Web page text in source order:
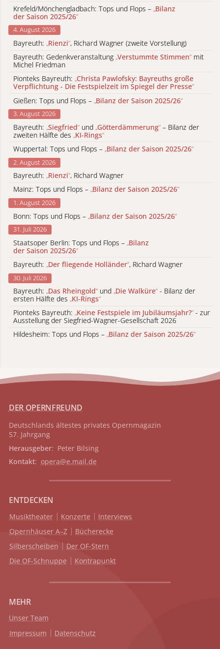
Krefeld/Mönchengladbach: Tops und Flops – „Bilanz
der Saison 2025/26“
4. August 2026
Bayreuth: „Rienzi“, Richard Wagner (zweite Vorstellung)
Bayreuth: Gedenkveranstaltung „Verstummte Stimmen“ mit
Michel Friedman
Pionteks Bayreuth: „Christa Pawlofsky: Bayreuths große
Verpflichtung - Die Festspielzeit im Spiegel der Presse“
Gießen: Tops und Flops – „Bilanz der Saison 2025/26“
3. August 2026
Bayreuth: „Siegfried“ und „Götterdämmerung“ – Bilanz der
zweiten Hälfte des „KI-Rings“
Wuppertal: Tops und Flops – „Bilanz der Saison 2025/26“
2. August 2026
Bayreuth: „Rienzi“, Richard Wagner
Mainz: Tops und Flops – „Bilanz der Saison 2025/26“
1. August 2026
Bonn: Tops und Flops – „Bilanz der Saison 2025/26“
31. Juli 2026
Staatsoper Berlin: Tops und Flops – „Bilanz
der Saison 2025/26“
Bayreuth: „Der fliegende Holländer“, Richard Wagner
30. Juli 2026
Bayreuth: „Das Rheingold“ und „Die Walküre“ - Bilanz der
ersten Hälfte des „KI-Rings“
Pionteks Bayreuth: „Keine Festspiele im Jubiläumsjahr?“ - zur
Ausstellung der Siegfried-Wagner-Gesellschaft 2026
Hildesheim: Tops und Flops – „Bilanz der Saison 2025/26“
DER OPERNFREUND
Deutschlands ältestes privates Opernmagazin
57. Jahrgang
Herausgeber: Peter Bilsing
Kontakt: opera@e.mail.de
ENTDECKEN
Musiktheater Konzerte
Interviews
Opernhäuser A–Z
Bücherecke
Silberscheiben
Der OF-Stern
Die OF-Schnuppe
Kontrapunkt
MEHR
Unser Team
Impressum
Datenschutz